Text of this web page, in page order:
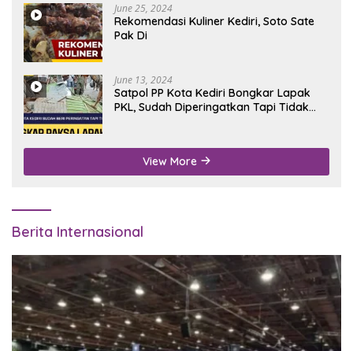
June 25, 2024
Rekomendasi Kuliner Kediri, Soto Sate
Pak Di
June 13, 2024
Satpol PP Kota Kediri Bongkar Lapak
PKL, Sudah Diperingatkan Tapi Tidak
View More
Berita Internasional